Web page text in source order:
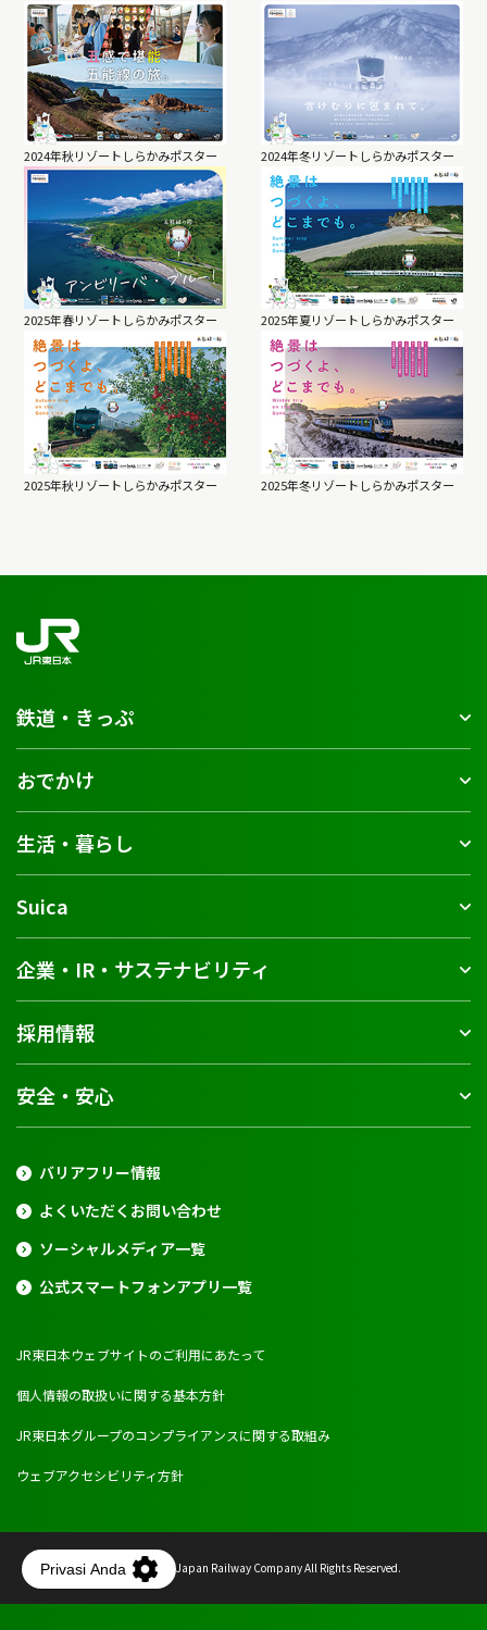
2024年秋リゾートしらかみポスター 2024年冬リゾートしらかみポスター
2025年春リゾートしらかみポスター 2025年夏リゾートしらかみポスター
2025年秋リゾートしらかみポスター 2025年冬リゾートしらかみポスター
鉄道・きっぷ
おでかけ
生活・暮らし
Suica
企業・IR・サステナビリティ
採用情報
安全・安心
バリアフリー情報
よくいただくお問い合わせ
ソーシャルメディア一覧
公式スマートフォンアプリ一覧
JR東日本ウェブサイトのご利用にあたって
個人情報の取扱いに関する基本方針
JR東日本グループのコンプライアンスに関する取組み
ウェブアクセシビリティ方針
Copyright © East Japan Railway Company All Rights Reserved.